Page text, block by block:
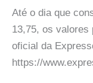
Até o dia que
13,75, os valores
oficial da
https://